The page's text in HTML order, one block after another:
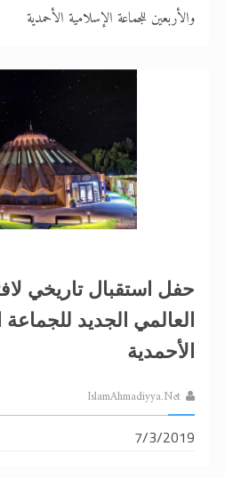
والأربعين للجماعة الإسلامية الأحمدية
حفل استقبال تاريخي
العالمي الجديد للجماعة
الأحمدية
IslamAhmadiyya.Net
7/3/2019